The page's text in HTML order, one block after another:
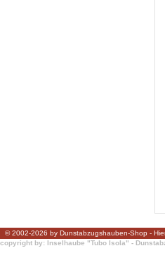
© 2002-2026 by Dunstabzugshauben-Shop -
copyright by: Inselhaube "Tubo Isola" -